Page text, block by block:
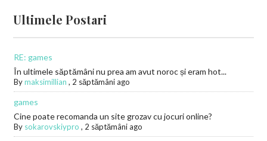
Ultimele Postari
RE: games
În ultimele săptămâni nu prea am avut noroc și eram hot...
Bymaksimillian , 2 săptămâni ago
games
Cine poate recomanda un site grozav cu jocuri online?
By sokarovskiypro , 2 săptămâni ago